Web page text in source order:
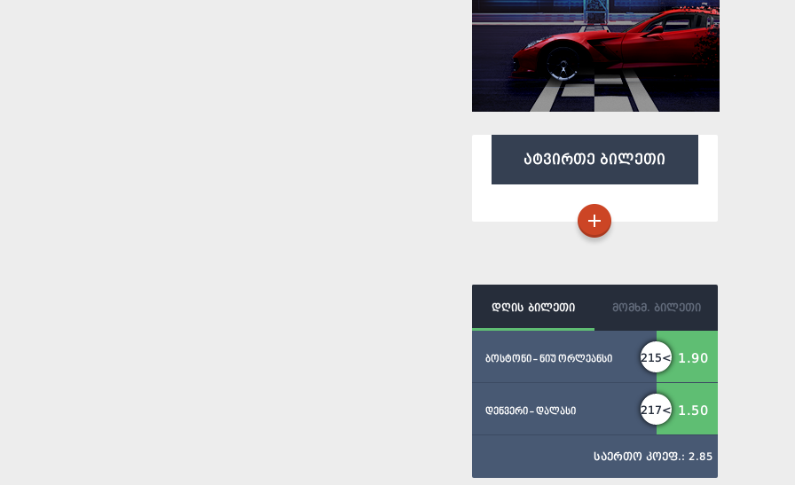
ატვირთე ბილეთი
დღის ბილეთი მომხმ. ბილეთი
ბოსტონი - ნიუ ორლეანსი 215< 1.90
დენვერი - დალასი 217< 1.50
საერთო კოეფ.: 2.85